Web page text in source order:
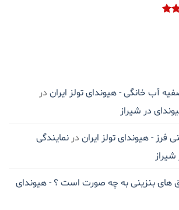
آب خانگی - هیوندای تولز ایران در
در شیراز
فرز - هیوندای تولز ایران در نمایندگی
شیراز
های بنزینی به چه صورت است ؟ - هیوندای